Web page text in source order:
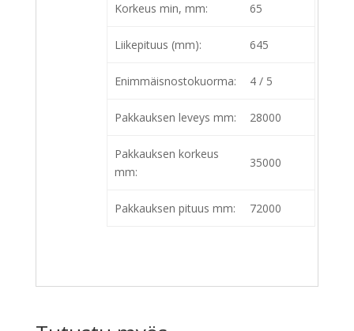
Korkeus min, mm: 65
Liikepituus (mm): 645
Enimmäisnostokuorma: 4 / 5
Pakkauksen leveys mm: 28000
Pakkauksen korkeus
mm:
35000
Pakkauksen pituus mm: 72000